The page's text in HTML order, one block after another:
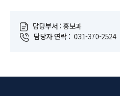
담당부서 : 홍보과
담당자 연락 : 031-370-2524